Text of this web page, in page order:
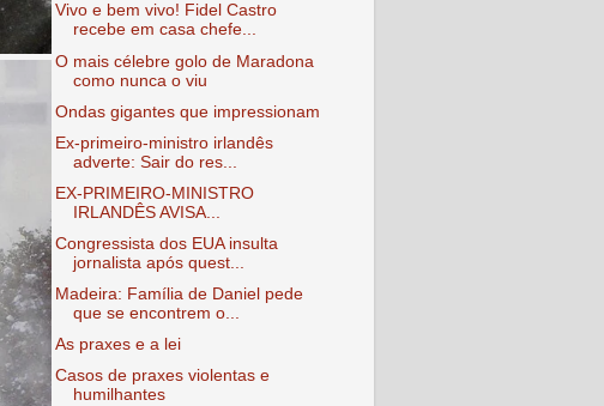
Vivo e bem vivo! Fidel Castro
recebe em casa chefe...
O mais célebre golo de Maradona
como nunca o viu
Ondas gigantes que impressionam
Ex-primeiro-ministro irlandês
adverte: Sair do res...
EX-PRIMEIRO-MINISTRO
IRLANDÊS AVISA...
Congressista dos EUA insulta
jornalista após quest...
Madeira: Família de Daniel pede
que se encontrem o...
As praxes e a lei
Casos de praxes violentas e
humilhantes